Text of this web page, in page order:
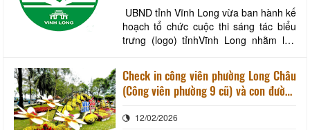
UBND tỉnh Vĩnh Long vừa ban hành kế
hoạch tổ chức cuộc thi sáng tác biểu
trưng (logo) tỉnhVĩnh Long nhằm lựa
biểu tượng cao, thể hiện được bản sắc
văn hóa, lịch sử, truyền thống và khát
vọng phát triển của tỉnh trong kỷ
d
Check in công viên phường Long Châu
(Công viên phường 9 cũ) và con đường
202612/02/2026